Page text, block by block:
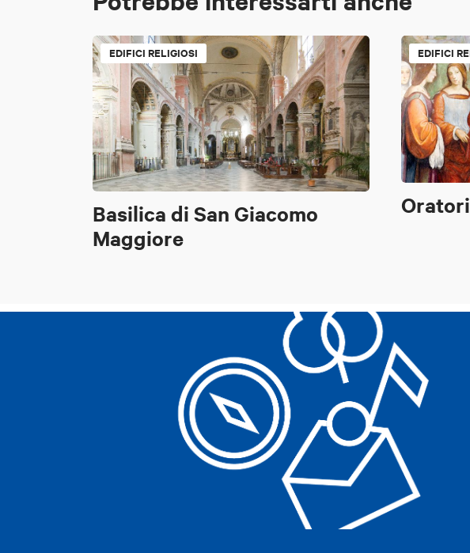
EDIFICI RELIGIOSI
Basilica di San Giacomo
Maggiore
EDIFICI